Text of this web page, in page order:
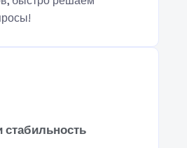
стабильность